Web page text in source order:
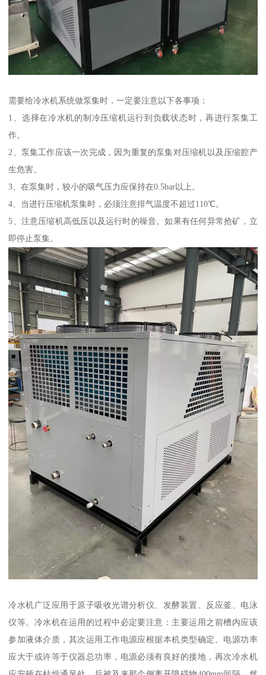
需要给冷水机系统做泵集时，一定要注意以下各事项：
1、选择在冷水机的制冷压缩机运行到负载状态时，再进行泵集工
作。
2、泵集工作应该一次完成，因为重复的泵集对压缩机以及压缩腔产
生危害。
3、在泵集时，较小的吸气压力应保持在0.5bar以上。
4、当进行压缩机泵集时，必须注意排气温度不超过110℃。
5、注意压缩机高低压以及运行时的噪音。如果有任何异常抢矿，立
即停止泵集。
冷水机广泛应用于原子吸收光谱分析仪、发酵装置、反应釜、电泳
仪等。冷水机在运用的过程中必定要注意：主要运用之前槽内应该
参加液体介质，其次运用工作电源应根据本机类型确定。电源功率
应大于或许等于仪器总功率，电源必须有良好的接地，再次冷水机